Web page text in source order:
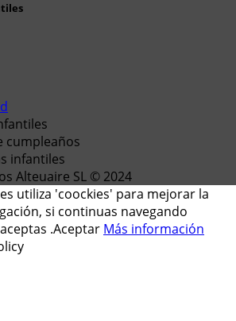
Alteuaire SL © 2024
utiliza 'coockies' para mejorar la
si continuas navegando
.Aceptar Más información